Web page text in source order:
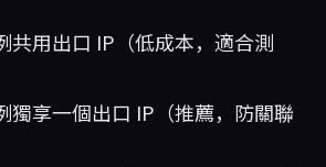
共用出口 IP（低成本，適合測
獨享一個出口 IP（推薦，防關聯